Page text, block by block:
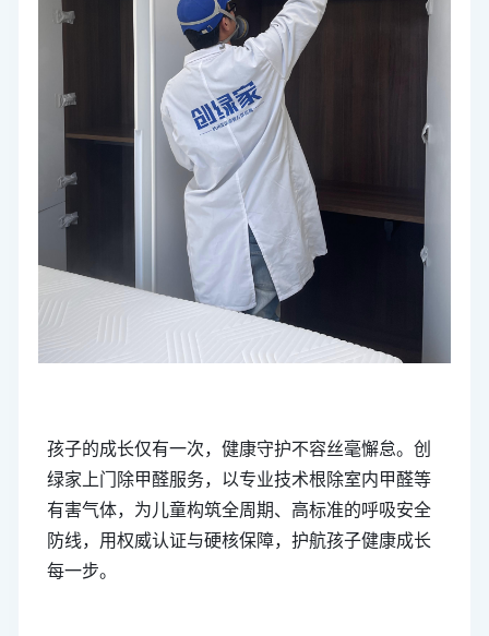
孩子的成长仅有一次，健康守护不容丝毫懈怠。创
绿家上门除甲醛服务，以专业技术根除室内甲醛等
有害气体，为儿童构筑全周期、高标准的呼吸安全
防线，用权威认证与硬核保障，护航孩子健康成长
每一步。